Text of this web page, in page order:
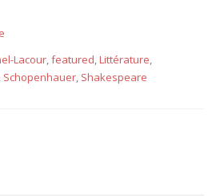
Lacour,featured,Littérature,
, Schopenhauer, Shakespeare